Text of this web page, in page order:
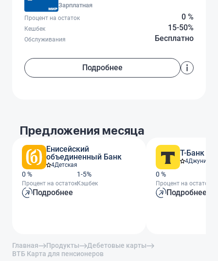
Зарплатная
0 %
Процент на остаток
15-50%
Кешбек
Бесплатно
Обслуживания
Подробнее
Предложения месяца
Енисейский
объединенный Банк
4Детская
0 %
Процент на остаток
1-5%
Кэшбек
Подробнее
Т-Банк
4Джуниор
0 %
Процент на остаток
Подробнее
Главная Продукты
Дебетовые карты
ВТБ Карта для пенсионеров